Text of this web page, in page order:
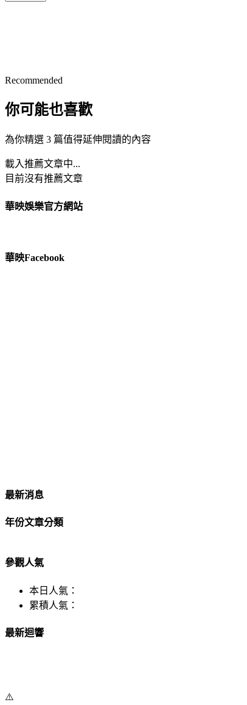
Recommended
你可能也喜歡
為你精選 3 篇值得延伸閱讀的內容
載入推薦文章中...
目前沒有推薦文章
華映娛樂官方網站
華映Facebook
最新消息
年份文章分類
參觀人氣
本日人氣：
累積人氣：
最新迴響
⚠️